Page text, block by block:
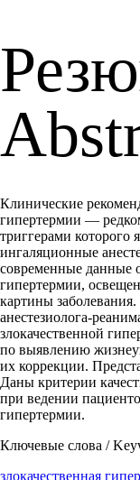
Клинические
гипертермии —
триггерами которого
ингаляционные
современные данные
гипертермии,
картины
анестезиолога-
злокачественной
по выявлению
их коррекции.
Даны критерии
при ведении
гипертермии.
Ключевые слова /
злокачественная